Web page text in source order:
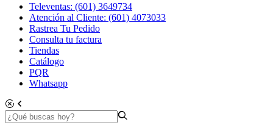
Televentas: (601) 3649734
Atención al Cliente: (601) 4073033
Rastrea Tu Pedido
Consulta tu factura
Tiendas
Catálogo
PQR
Whatsapp